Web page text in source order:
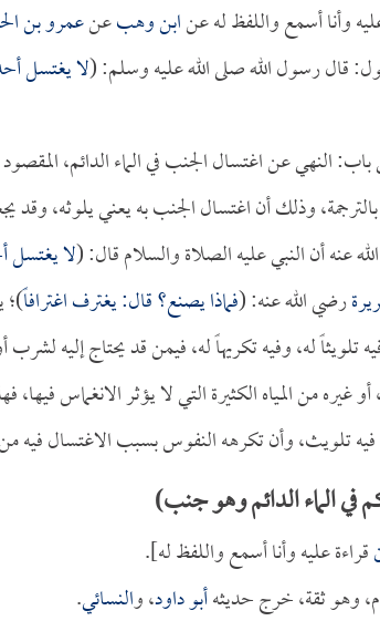
وأنا أسمع واللفظ له عنابن وهبعنعمرو بن
قال رسول الله صلى الله عليه وسلم: (لا يغتسل
النهي عن اغتسال الجنب في الماء الدائم، المقصود
وذلك أن اغتسال الجنب به يعني يلوثه، وقد
عنه أن النبي عليه الصلاة والسلام قال: (لا يغتسل
رضي الله عنه: (فماذا يصنع؟ قال: يغترف اغترافاً)؛
له، وفيه تكريهاً له، فيمن قد يحتاج إليه لشرب
غيره من المياه الكثيرة التي لا يؤثر الانغماس فيها،
تلويث، وأن تكرهه النفوس بسبب الاغتسال فيه من
الماء الدائم وهو جنب)
قراءة عليه وأنا أسمع واللفظ له].
وهو ثقة، خرج حديثهأبو داود، والنسائي.